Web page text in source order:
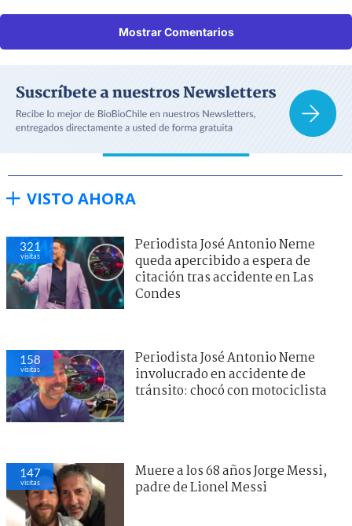
Mostrar Comentarios
VISTO AHORA
321
visitas
Periodista José Antonio Neme
queda apercibido a espera de
citación tras accidente en Las
Condes
158
visitas
Periodista José Antonio Neme
involucrado en accidente de
tránsito: chocó con motociclista
147
visitas
Muere a los 68 años Jorge Messi,
padre de Lionel Messi